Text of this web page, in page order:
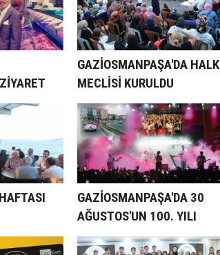
GAZİOSMANPAŞA'DA HALK
MECLİSİ KURULDU
GAZİOSMANPAŞA'DA 30
AĞUSTOS'UN 100. YILI
COŞKUYLA KUTLANDI